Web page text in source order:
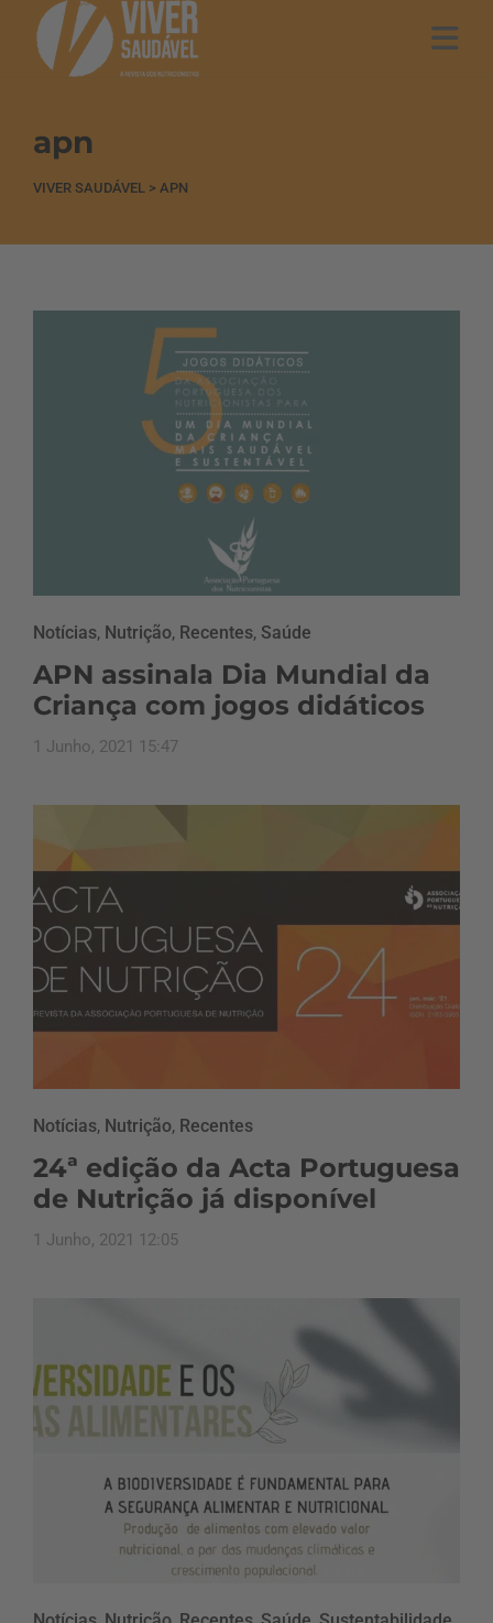
apn
VIVER SAUDÁVEL > APN
Notícias, Nutrição, Recentes, Saúde
APN assinala Dia Mundial da
Criança com jogos didáticos
1 Junho, 2021 15:47
Notícias, Nutrição, Recentes
24ª edição da Acta Portuguesa
de Nutrição já disponível
1 Junho, 2021 12:05